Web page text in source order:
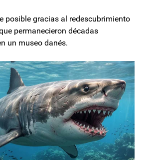
posible gracias al redescubrimiento
permanecieron décadas
un museo danés.